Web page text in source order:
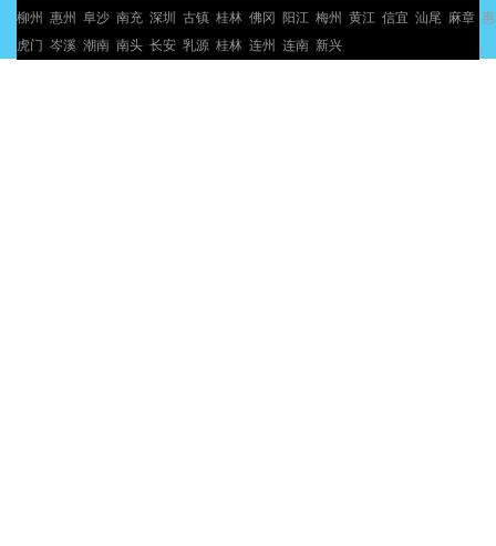
柳州 惠州 阜沙 南充 深圳 古镇 桂林 佛冈 阳江 梅州 黄江 信宜 汕尾 麻章
虎门 岑溪 潮南 南头 长安 乳源 桂林 连州 连南 新兴